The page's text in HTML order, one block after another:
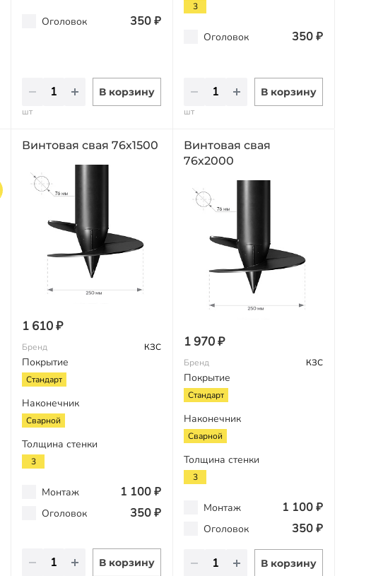
Оголовок 350 ₽
В корзину
шт
3
Оголовок 350 ₽
В корзину
шт
Винтовая свая 76х1500
1 610 ₽
Бренд КЗС
Покрытие
Стандарт
Наконечник
Сварной
Толщина стенки
3
Монтаж 1 100 ₽
Оголовок 350 ₽
В корзину
Винтовая свая
76х2000
1 970 ₽
Бренд КЗС
Покрытие
Стандарт
Наконечник
Сварной
Толщина стенки
3
Монтаж 1 100 ₽
Оголовок 350 ₽
В корзину